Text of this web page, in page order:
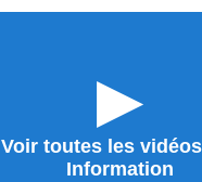
►
Voir toutes les
Information